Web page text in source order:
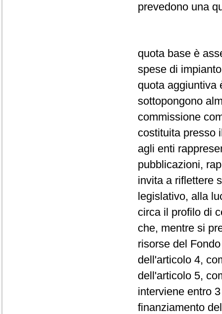
prevedono una
quota base è
spese di
quota aggiuntiva
sottopongono
commissione
costituita presso
agli enti
pubblicazioni,
invita a riflettere
legislativo, alla
circa il profilo di
che, mentre si
risorse del
dell'articolo 4,
dell'articolo 5,
interviene entro
finanziamento